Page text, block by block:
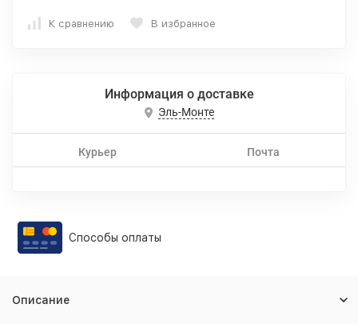
К сравнению В избранное
Информация о доставке
Эль-Монте
Курьер Почта
Способы оплаты
Описание